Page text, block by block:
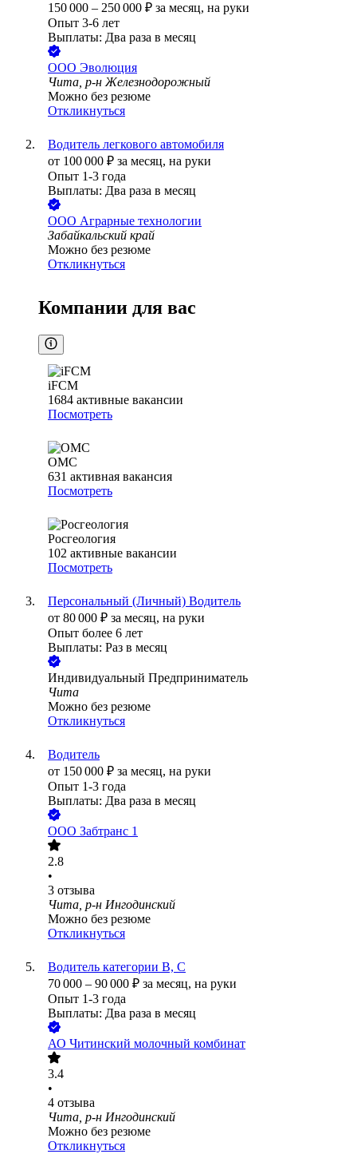
150 000 – 250 000 ₽ за месяц, на руки
Опыт 3-6 лет
Выплаты: Два раза в месяц
ООО Эволюция
Чита, р-н Железнодорожный
Можно без резюме
Откликнуться
Водитель легкового автомобиля
от 100 000 ₽ за месяц, на руки
Опыт 1-3 года
Выплаты: Два раза в месяц
ООО Аграрные технологии
Забайкальский край
Можно без резюме
Откликнуться
Компании для вас
iFCM
1684 активные вакансии
Посмотреть
ОМС
631 активная вакансия
Посмотреть
Росгеология
102 активные вакансии
Посмотреть
Персональный (Личный) Водитель
от 80 000 ₽ за месяц, на руки
Опыт более 6 лет
Выплаты: Раз в месяц
Индивидуальный Предприниматель
Чита
Можно без резюме
Откликнуться
Водитель
от 150 000 ₽ за месяц, на руки
Опыт 1-3 года
Выплаты: Два раза в месяц
ООО Забтранс 1
2.8
•
3 отзыва
Чита, р-н Ингодинский
Можно без резюме
Откликнуться
Водитель категории В, С
70 000 – 90 000 ₽ за месяц, на руки
Опыт 1-3 года
Выплаты: Два раза в месяц
АО Читинский молочный комбинат
3.4
•
4 отзыва
Чита, р-н Ингодинский
Можно без резюме
Откликнуться